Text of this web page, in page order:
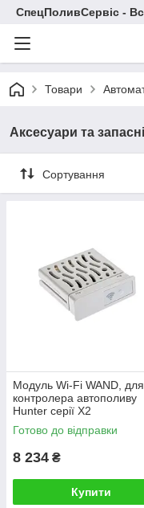
СпецПоливСервіс -
Товари
Аксесуари та
Сортування
Модуль Wi-Fi WAND, для
контролера автополиву
Hunter серії X2
Готово до відправки
8 234 ₴
Купити